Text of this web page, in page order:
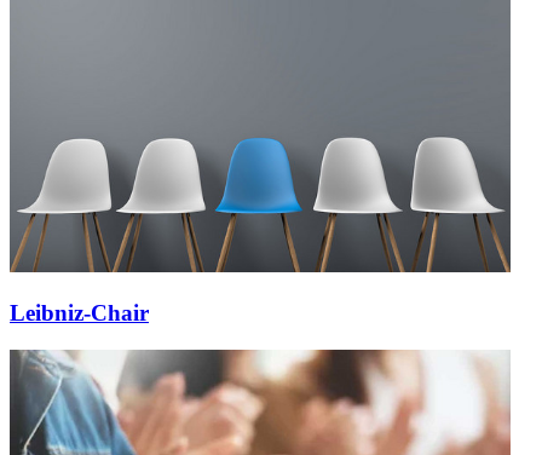
Leibniz-Chair